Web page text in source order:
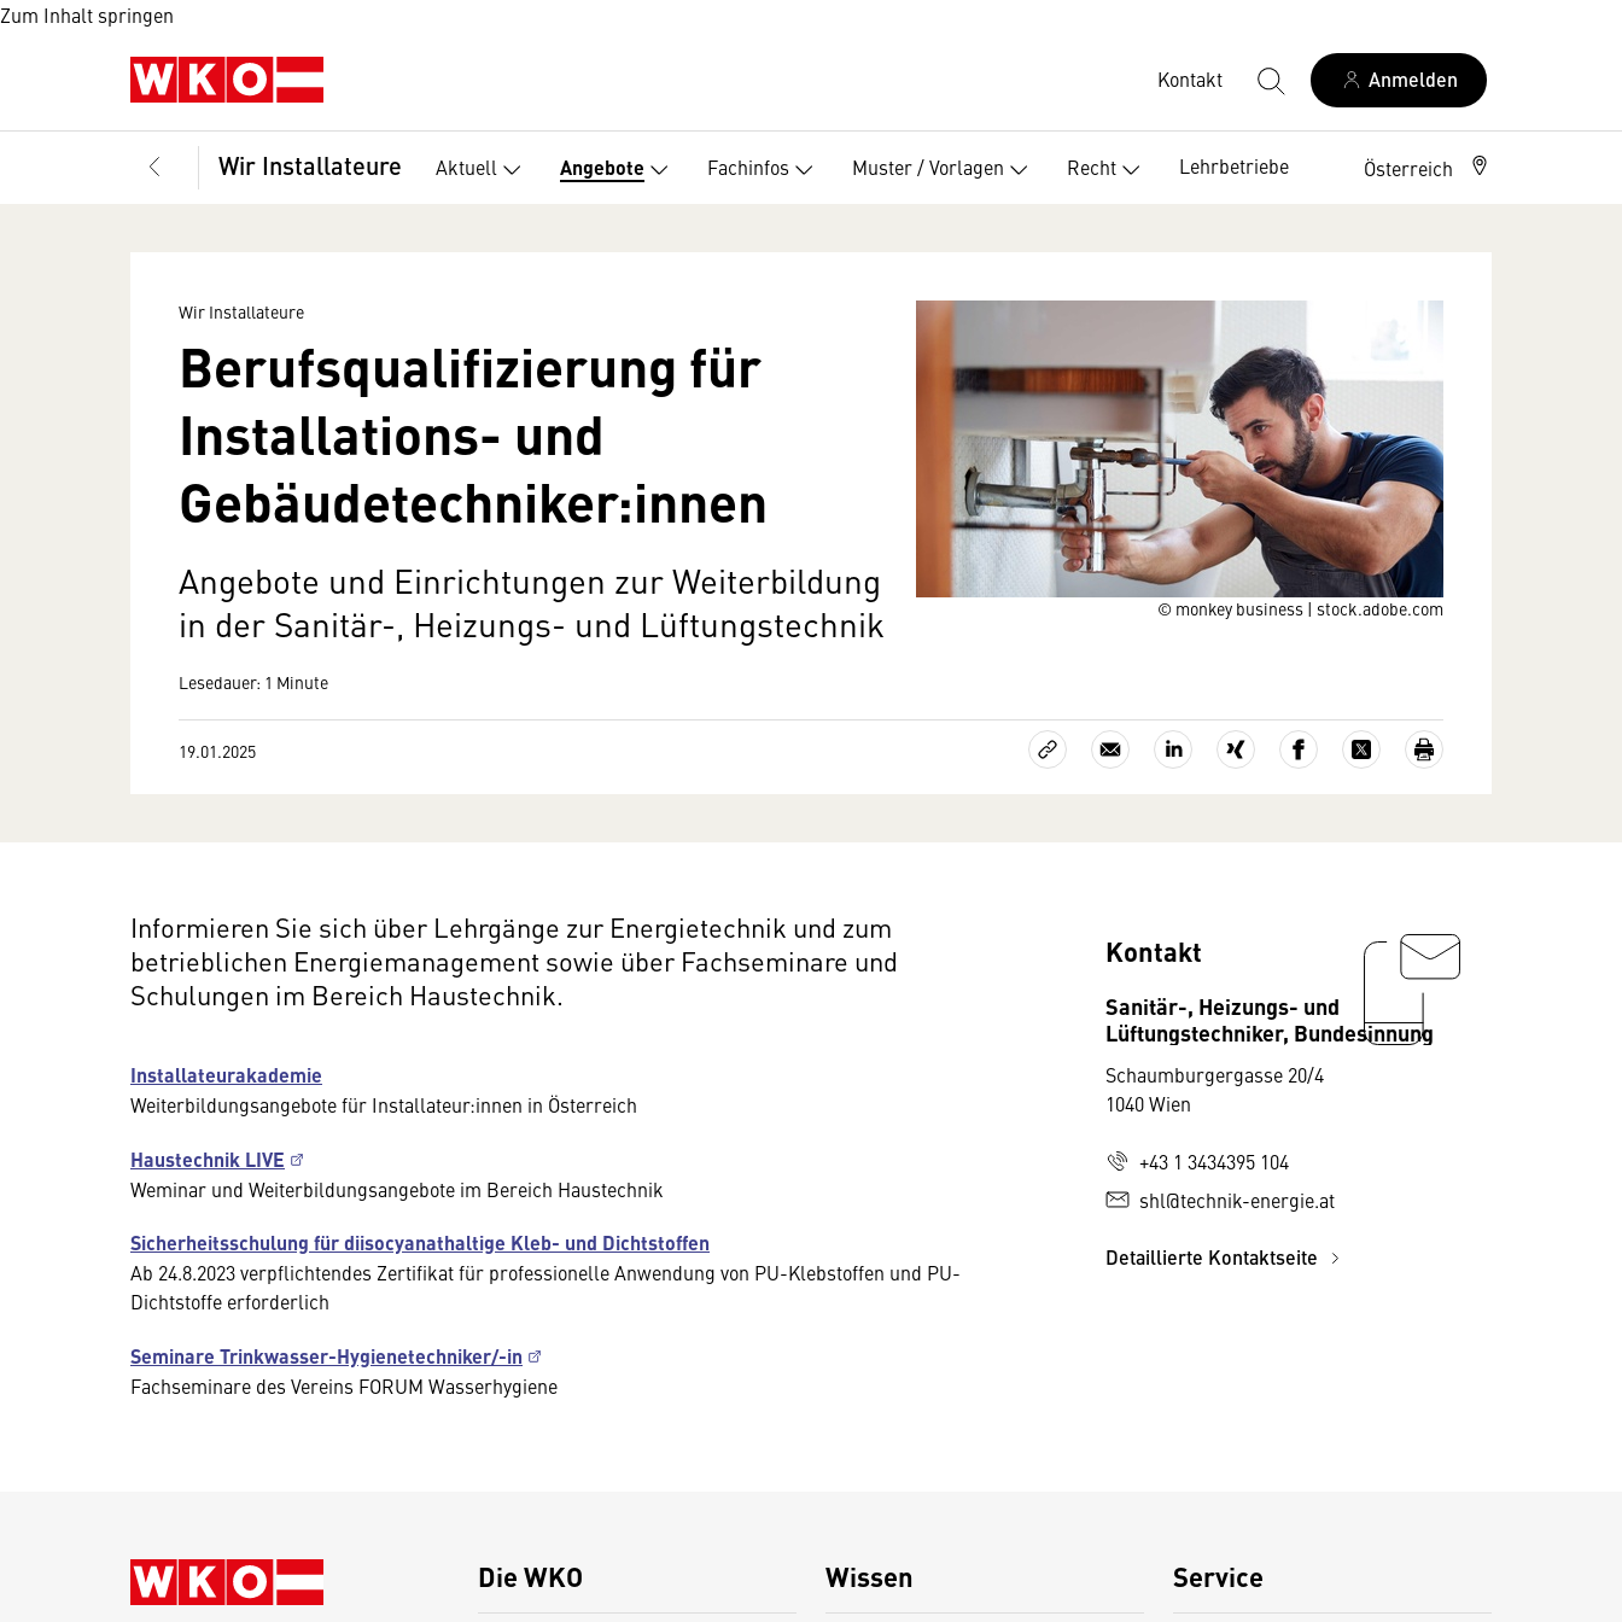
Zum Inhalt springen
Kontakt Anmelden
Wir Installateure Aktuell Angebote Fachinfos Muster / Vorlagen Recht Lehrbetriebe Österreich
© monkey business | stock.adobe.com
Wir Installateure
Berufsqualifizierung für
Installations- und
Gebäudetechniker:innen
Angebote und Einrichtungen zur Weiterbildung
in der Sanitär-, Heizungs- und Lüftungstechnik
Lesedauer: 1 Minute
19.01.2025
Informieren Sie sich über Lehrgänge zur Energietechnik und zum
betrieblichen Energiemanagement sowie über Fachseminare und
Schulungen im Bereich Haustechnik.
Installateurakademie
Weiterbildungsangebote für Installateur:innen in Österreich
Haustechnik LIVE
Weminar und Weiterbildungsangebote im Bereich Haustechnik
Sicherheitsschulung für diisocyanathaltige Kleb- und Dichtstoffen
Ab 24.8.2023 verpflichtendes Zertifikat für professionelle Anwendung von PU-Klebstoffen und PU-
Dichtstoffe erforderlich
Seminare Trinkwasser-Hygienetechniker/-in
Fachseminare des Vereins FORUM Wasserhygiene
Kontakt
Sanitär-, Heizungs- und
Lüftungstechniker, Bundesinnung
Schaumburgergasse 20/4
1040 Wien
+43 1 3434395 104
shl@technik-energie.at
Detaillierte Kontaktseite
Die WKO Wissen Service